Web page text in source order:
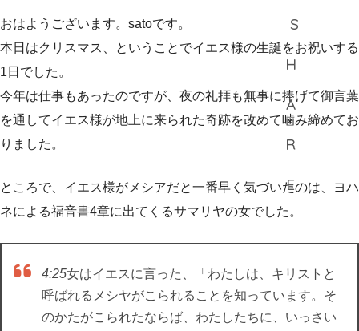
おはようございます。satoです。
本日はクリスマス、ということでイエス様の生誕をお祝いする
1日でした。
今年は仕事もあったのですが、夜の礼拝も無事に捧げて御言葉
を通してイエス様が地上に来られた奇跡を改めて噛み締めてお
りました。
ところで、イエス様がメシアだと一番早く気づいたのは、ヨハ
ネによる福音書4章に出てくるサマリヤの女でした。
4:25女はイエスに言った、「わたしは、キリストと
呼ばれるメシヤがこられることを知っています。そ
のかたがこられたならば、わたしたちに、いっさい